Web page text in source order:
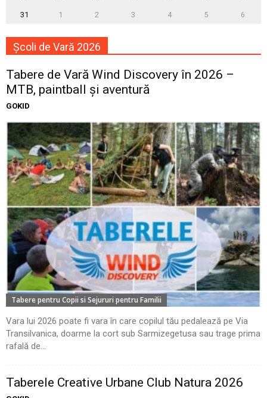
31 1 2 3 4 5 6
Școli de Vară 2026
Tabere de Vară Wind Discovery în 2026 –
MTB, paintball și aventură
GOKID
Tabere pentru Copii si Sejururi pentru Familii
Vara lui 2026 poate fi vara în care copilul tău pedalează pe Via
Transilvanica, doarme la cort sub Sarmizegetusa sau trage prima
rafală de...
Taberele Creative Urbane Club Natura 2026